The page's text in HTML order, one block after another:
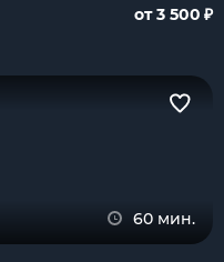
от 3 500 ₽
60 мин.